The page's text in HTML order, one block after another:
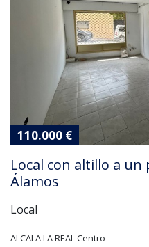
110.000 €
Local con altillo a un
Álamos
Local
ALCALA LA REAL Centro